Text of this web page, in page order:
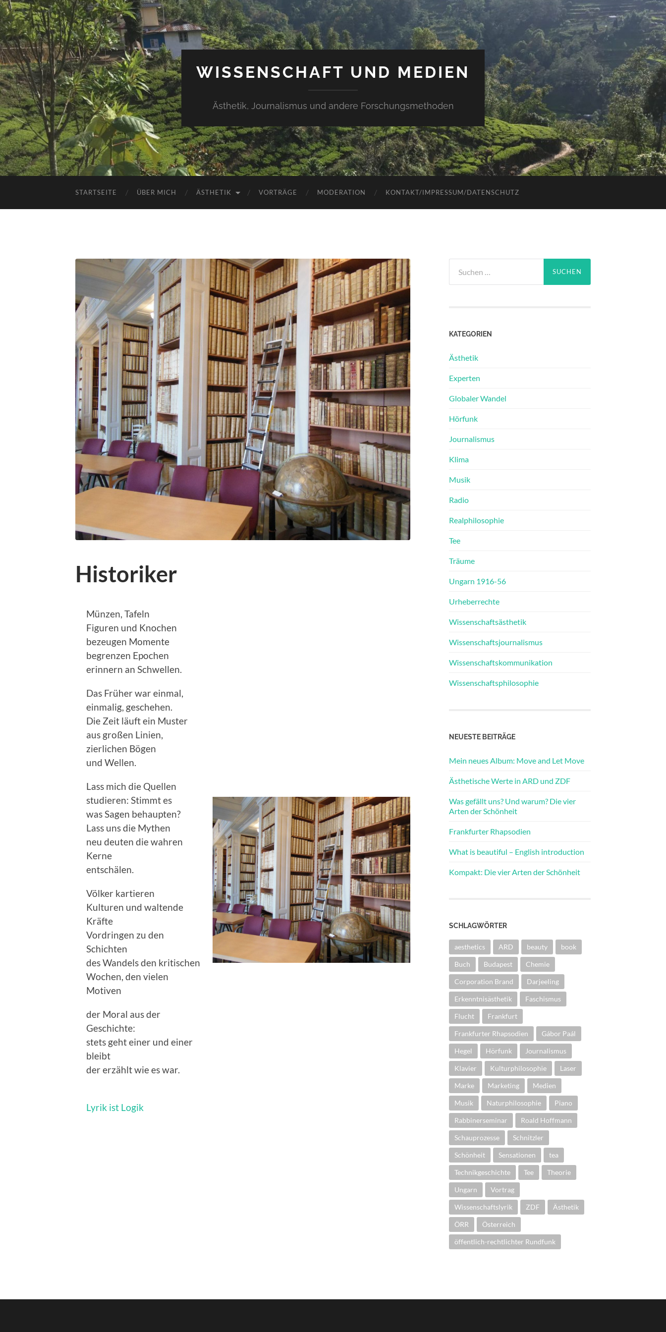
WISSENSCHAFT UND MEDIEN
Ästhetik, Journalismus und andere Forschungsmethoden
STARTSEITE ÜBER MICH ÄSTHETIK VORTRÄGE MODERATION KONTAKT/IMPRESSUM/DATENSCHUTZ
Historiker
Münzen, Tafeln
Figuren und Knochen
bezeugen Momente
begrenzen Epochen
erinnern an Schwellen.
Das Früher war einmal,
einmalig, geschehen.
Die Zeit läuft ein Muster
aus großen Linien,
zierlichen Bögen
und Wellen.
Lass mich die Quellen
studieren: Stimmt es
was Sagen behaupten?
Lass uns die Mythen
neu deuten die wahren
Kerne
entschälen.
Völker kartieren
Kulturen und waltende
Kräfte
Vordringen zu den
Schichten
des Wandels den kritischen
Wochen, den vielen
Motiven
der Moral aus der
Geschichte:
stets geht einer und einer
bleibt
der erzählt wie es war.
Lyrik ist Logik
nach:
KATEGORIEN
Ästhetik
Experten
Globaler Wandel
Hörfunk
Journalismus
Klima
Musik
Radio
Realphilosophie
Tee
Träume
Ungarn 1916-56
Urheberrechte
Wissenschaftsästhetik
Wissenschaftsjournalismus
Wissenschaftskommunikation
Wissenschaftsphilosophie
NEUESTE BEITRÄGE
Mein neues Album: Move and Let Move
Ästhetische Werte in ARD und ZDF
Was gefällt uns? Und warum? Die vier
Arten der Schönheit
Frankfurter Rhapsodien
What is beautiful – English introduction
Kompakt: Die vier Arten der Schönheit
SCHLAGWÖRTER
aesthetics ARD beauty book
Buch Budapest Chemie
Corporation Brand Darjeeling
Erkenntnisästhetik Faschismus
Flucht Frankfurt
Frankfurter Rhapsodien Gábor Paál
Hegel Hörfunk Journalismus
Klavier Kulturphilosophie Laser
Marke Marketing Medien
Musik Naturphilosophie Piano
Rabbinerseminar Roald Hoffmann
Schauprozesse Schnitzler
Schönheit Sensationen tea
Technikgeschichte Tee Theorie
Ungarn Vortrag
Wissenschaftslyrik ZDF Ästhetik
ÖRR Österreich
öffentlich-rechtlichter Rundfunk